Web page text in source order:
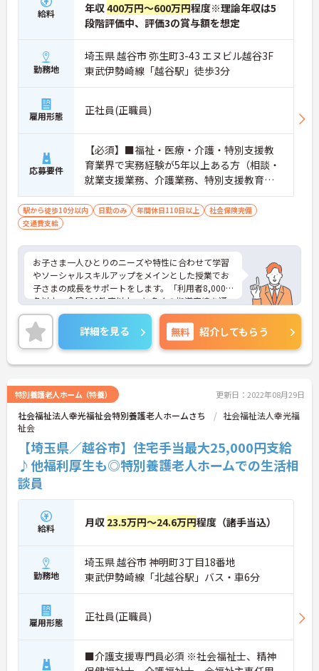
給料
年収400万円～600万円程度※理論年収は5
段階評価中、評価3の賞与額を想定
勤務地
埼玉県 越谷市 弥生町3-43 エヌビル越谷3F
東武伊勢崎線「越谷駅」徒歩3分
雇用形態 正社員(正職員)
応募要件
【必須】■福祉・医療・介護・特別支援教
育業界で実務経験が5年以上ある方（相談・
就業支援業務、介護業務、特別支援教育な
ど）■児童発達支援管理責任者研修受講者
駅から徒歩10分以内 日勤のみ 年間休日110日以上
社会保険完備
交通費支給
お子さま一人ひとりのニーズや特性に合わせて学習
やソーシャルスキルアップをメインとした授業でお
子さまの成長をサポートをします。「利用者8,000
名以上、全国100教室以上」と多くの指導実績を通
して培ったノウハウもあり、満足度の高いサービス
の提供とともに、自身の療育分野でのスキル向上も
目指せます。年間休日は120日前後とプライベート
との両立もしやすいです。
ご興味のある方はお気軽にお問い合わせ下さい。さ
詳細を見る 無料 紹介してもらう
特別養護老人ホーム（特養） 更新日：2022年08月29日
社会福祉法人幸光福祉会特別養護老人ホームさち
社会福祉法人幸光福
祉会
【埼玉県／越谷市】住宅手当最大25,000円支給
♪他福利厚生も◎特別養護老人ホームでの生活相
談員
給料 月収 23.5万円～24.6万円程度（諸手当込）
勤務地
埼玉県 越谷市 神明町3丁目18番地
東武伊勢崎線「北越谷駅」バス・車6分
雇用形態 正社員(正職員)
■介護支援専門員必須 ※社会福祉士、精神